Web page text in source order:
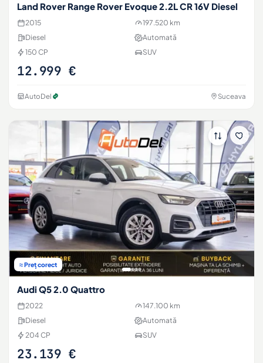
Land Rover Range Rover Evoque 2.2L CR 16V Diesel
2015
197.520 km
Diesel
Automată
150 CP
SUV
12.999 €
AutoDel Suceava
≈ Preț corect
Audi Q5 2.0 Quattro
2022
147.100 km
Diesel
Automată
204 CP
SUV
23.139 €